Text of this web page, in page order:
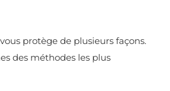
vous protège de plusieurs façons.
des méthodes les plus